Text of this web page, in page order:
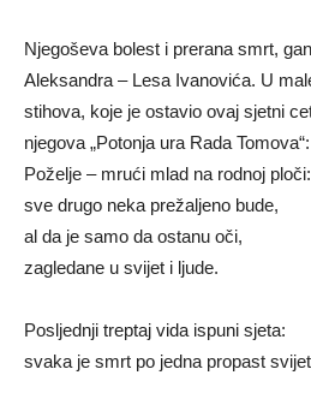
Njegoševa bolest i prerana smrt,
Aleksandra – Lesa Ivanovića. U
stihova, koje je ostavio ovaj sjetni
njegova „Potonja ura Rada Tomova“:
Poželje – mrući mlad na rodnoj ploči:
sve drugo neka prežaljeno bude,
al da je samo da ostanu oči,
zagledane u svijet i ljude.
Posljednji treptaj vida ispuni sjeta:
svaka je smrt po jedna propast